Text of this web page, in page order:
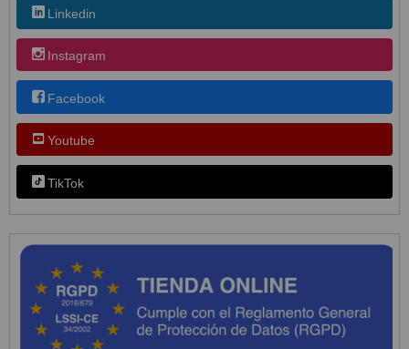
Linkedin
Instagram
Facebook
Youtube
TikTok